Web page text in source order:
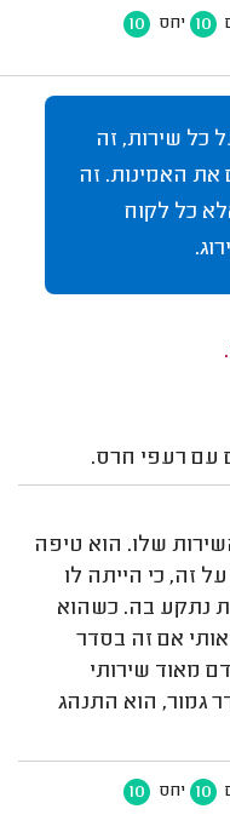
10 יחס 10
כל שירות, זה
את האמינות. זה
כל לקוח
עם רעפי חרס.
שלו. הוא טיפה
זה, כי הייתה לו
נתקע בה. כשהוא
אם זה בסדר
מאוד שירותי
גמור, הוא התנהג
10 יחס 10